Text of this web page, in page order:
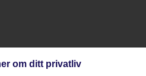
om ditt privatliv